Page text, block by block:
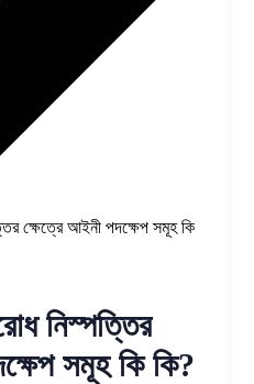
ক্ষেত্রে আইনী পদক্ষেপ সমূহ কি
নিস্পত্তির
সমূহ কি কি?